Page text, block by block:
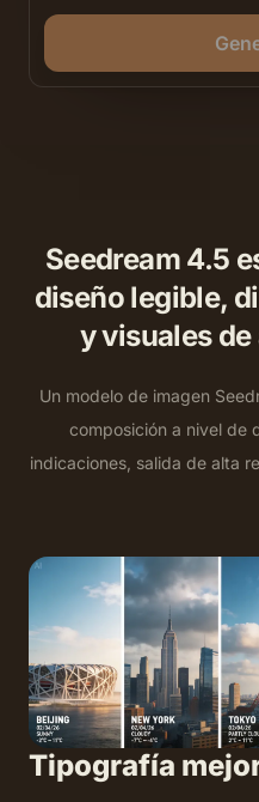
Seedream 4.5
diseño legible,
y visuales
Un modelo de imagen
composición a nivel de
indicaciones, salida de alta
Tipografía